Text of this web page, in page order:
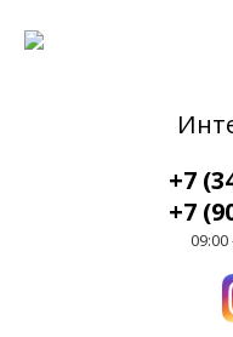
+7
+7